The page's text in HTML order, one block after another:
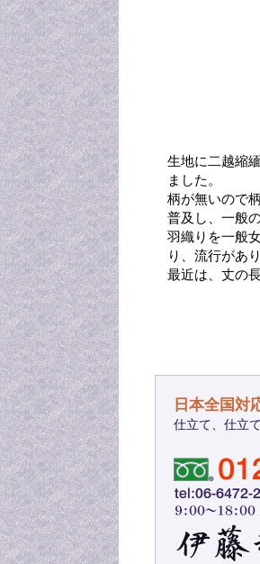
生地に二越縮
ました。
柄が無いので
普及し、一般
羽織りを一般
り、流行があ
最近は、丈の
日本全国対
仕立て、仕立